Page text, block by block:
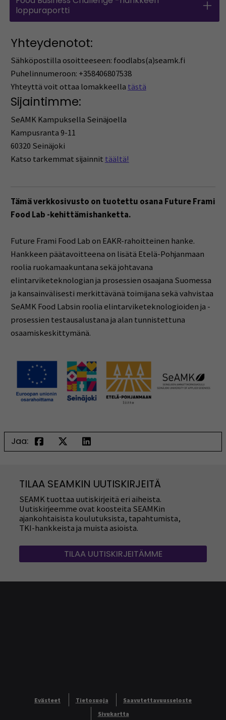
loppuraportti
Yhteydenotot:
Sähköpostilla osoitteeseen: foodlabs(a)seamk.fi
Puhelinnumeroon: +358406807538
Yhteyttä voit ottaa lomakkeella tästä
Sijaintimme:
SeAMK Kampuksella Seinäjoella
Kampusranta 9-11
60320 Seinäjoki
Katso tarkemmat sijainnit täältä!
Tämä verkkosivusto on tuotettu osana Future Frami
Food Lab -kehittämishanketta.
Future Frami Food Lab on EAKR-rahoitteinen hanke.
Hankkeen päätavoitteena on lisätä Etelä-Pohjanmaan
roolia ruokamaakuntana sekä johtavana
elintarviketeknologian ja prosessien osaajana Suomessa
ja kansainvälisesti merkittävänä toimijana sekä vahvistaa
SeAMK Food Labsin roolia elintarviketeknologioiden ja -
prosessien testausalustana ja alan tunnistettuna
osaamiskeskittymänä.
Jaa:
TILAA SEAMKIN UUTISKIRJEITÄ
SEAMK tuottaa uutiskirjeitä eri aiheista.
Uutiskirjeemme ovat koosteita SEAMKin
ajankohtaisista koulutuksista, tapahtumista,
TKI-hankkeista ja muista asioista.
TILAA UUTISKIRJEITÄMME
Evästeet Tietosuoja
Saavutettavuusseloste
Sivukartta